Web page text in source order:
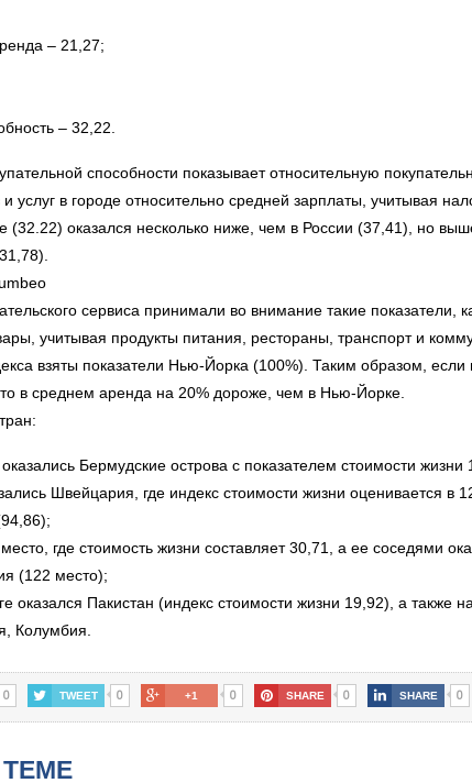
– 21,27;
– 32,22.
способности показывает относительную
услуг в городе относительно средней зарплаты, учитывая
(32.22) оказался несколько ниже, чем в России (37,41), но
сервиса принимали во внимание такие показатели,
учитывая продукты питания, рестораны, транспорт и
взяты показатели Нью-Йорка (100%). Таким образом, если
в среднем аренда на 20% дороже, чем в Нью-Йорке.
Бермудские острова с показателем стоимости жизни
Швейцария, где индекс стоимости жизни оценивается в
где стоимость жизни составляет 30,71, а ее соседями
(122 место);
оказался Пакистан (индекс стоимости жизни 19,92), а также
Колумбия.
0 TWEET 0 +1 0 SHARE 0 SHARE 0